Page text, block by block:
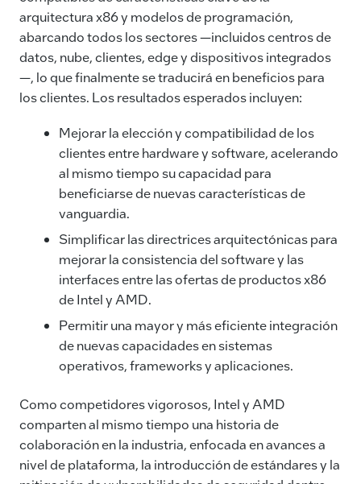
arquitectura x86 y modelos de programación,
abarcando todos los sectores —incluidos centros de
datos, nube, clientes, edge y dispositivos integrados
—, lo que finalmente se traducirá en beneficios para
los clientes. Los resultados esperados incluyen:
Mejorar la elección y compatibilidad de los
clientes entre hardware y software, acelerando
al mismo tiempo su capacidad para
beneficiarse de nuevas características de
vanguardia.
Simplificar las directrices arquitectónicas para
mejorar la consistencia del software y las
interfaces entre las ofertas de productos x86
de Intel y AMD.
Permitir una mayor y más eficiente integración
de nuevas capacidades en sistemas
operativos, frameworks y aplicaciones.
Como competidores vigorosos, Intel y AMD
comparten al mismo tiempo una historia de
colaboración en la industria, enfocada en avances a
nivel de plataforma, la introducción de estándares y la